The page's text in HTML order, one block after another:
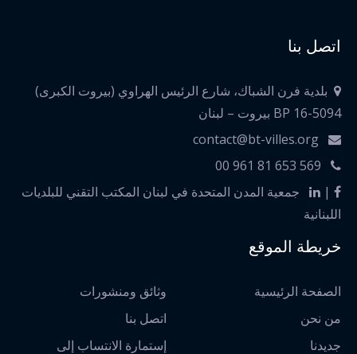
اتصل بنا
بلدية فرن الشباك، شارع الرئيس الهراوي (بيروت الكبرى)
BP 16-5094 بيروت – لبنان
00 961 81 653 569
|
جمعية المدن المتحدة في لبنان المكتب التقني للبلديات
اللبنانية
خريطة الموقع
الصفحة الرئيسية
من نحن
وثائق ومنشورات
اتصل بنا